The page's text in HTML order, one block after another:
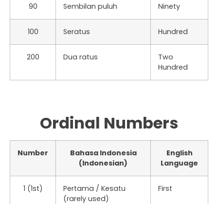
90 Sembilan puluh Ninety
100 Seratus Hundred
200 Dua ratus
Two
Hundred
Ordinal Numbers
Number
Bahasa Indonesia
(Indonesian)
English
Language
1 (1st)
Pertama / Kesatu
(rarely used)
First